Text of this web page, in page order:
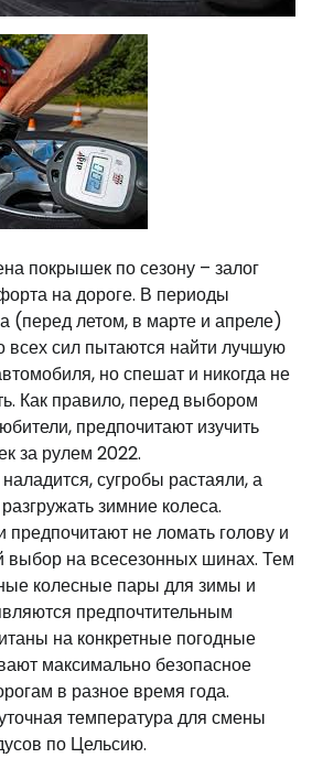
покрышек по сезону – залог
на дороге. В периоды
(перед летом, в марте и апреле)
всех сил пытаются найти лучшую
но спешат и никогда не
Как правило, перед выбором
предпочитают изучить
за рулем 2022.
сугробы растаяли, а
зимние колеса.
предпочитают не ломать голову и
выбор на всесезонных шинах. Тем
колесные пары для зимы и
предпочтительным
на конкретные погодные
максимально безопасное
в разное время года.
температура для смены
по Цельсию.